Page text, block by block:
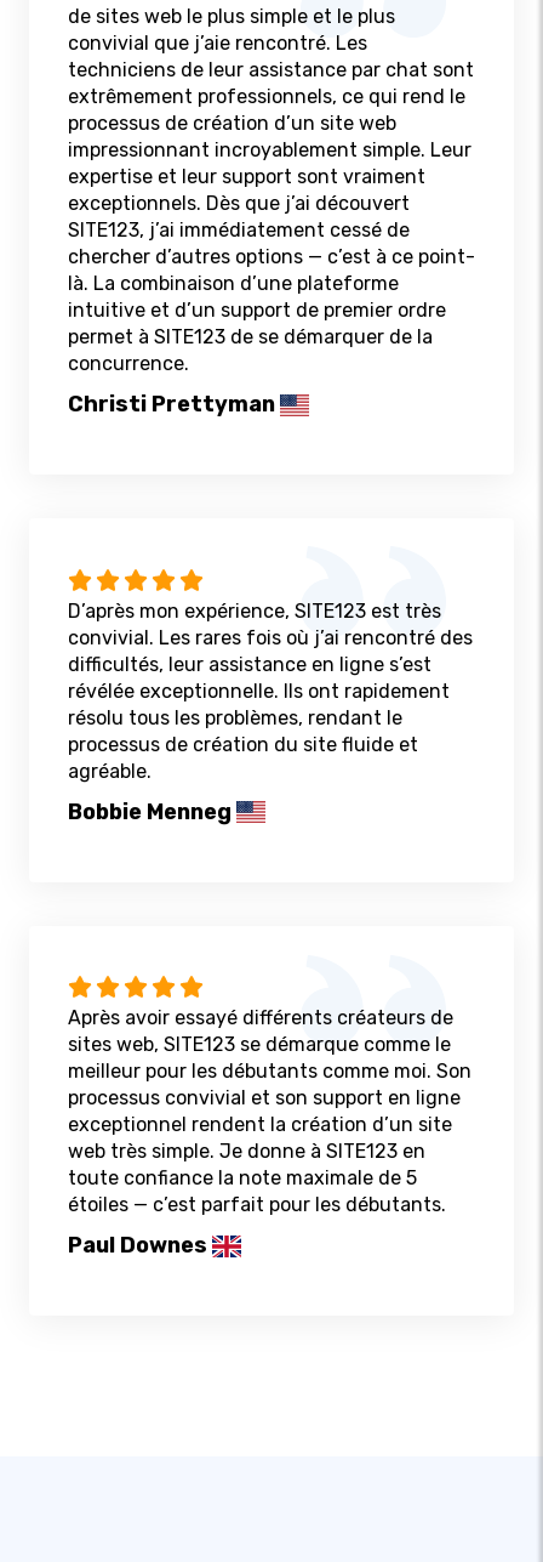
de sites web le plus simple et le plus
convivial que j’aie rencontré. Les
techniciens de leur assistance par chat sont
extrêmement professionnels, ce qui rend le
processus de création d’un site web
impressionnant incroyablement simple. Leur
expertise et leur support sont vraiment
exceptionnels. Dès que j’ai découvert
SITE123, j’ai immédiatement cessé de
chercher d’autres options — c’est à ce point-
là. La combinaison d’une plateforme
intuitive et d’un support de premier ordre
permet à SITE123 de se démarquer de la
concurrence.
Christi Prettyman
D’après mon expérience, SITE123 est très
convivial. Les rares fois où j’ai rencontré des
difficultés, leur assistance en ligne s’est
révélée exceptionnelle. Ils ont rapidement
résolu tous les problèmes, rendant le
processus de création du site fluide et
agréable.
Bobbie Menneg
Après avoir essayé différents créateurs de
sites web, SITE123 se démarque comme le
meilleur pour les débutants comme moi. Son
processus convivial et son support en ligne
exceptionnel rendent la création d’un site
web très simple. Je donne à SITE123 en
toute confiance la note maximale de 5
étoiles — c’est parfait pour les débutants.
Paul Downes